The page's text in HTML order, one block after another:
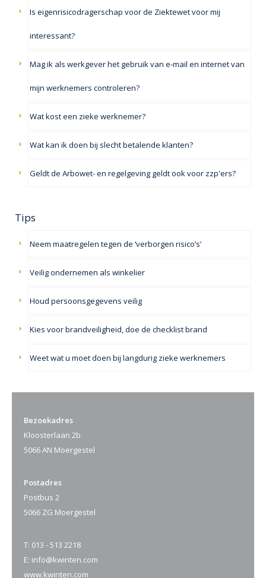
Is eigenrisicodragerschap voor de Ziektewet voor mij
interessant?
Mag ik als werkgever het gebruik van e-mail en internet van
mijn werknemers controleren?
Wat kost een zieke werknemer?
Wat kan ik doen bij slecht betalende klanten?
Geldt de Arbowet- en regelgeving geldt ook voor zzp'ers?
Tips
Neem maatregelen tegen de ‘verborgen risico’s’
Veilig ondernemen als winkelier
Houd persoonsgegevens veilig
Kies voor brandveiligheid, doe de checklist brand
Weet wat u moet doen bij langdurig zieke werknemers
Bezoekadres
Kloosterlaan 2b
5066 AN Moergestel
Postadres
Postbus 2
5066 ZG Moergestel
T: 013 - 513 2218
E: info@kwinten.com
www.kwinten.com